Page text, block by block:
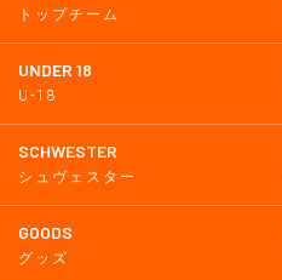
トップチーム
UNDER 18
U-18
SCHWESTER
シュヴェスター
GOODS
グッズ